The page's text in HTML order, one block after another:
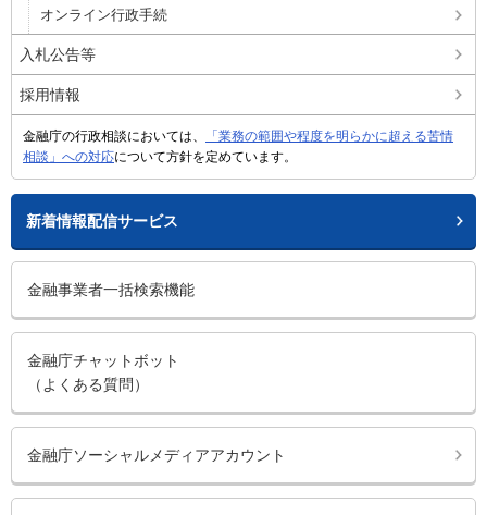
オンライン行政手続
入札公告等
採用情報
金融庁の行政相談においては、
「業務の範囲や程度を明らかに超える苦情
相談」への対応について方針を定めています。
新着情報配信サービス
金融事業者一括検索機能
金融庁チャットボット
（よくある質問）
金融庁ソーシャルメディアアカウント